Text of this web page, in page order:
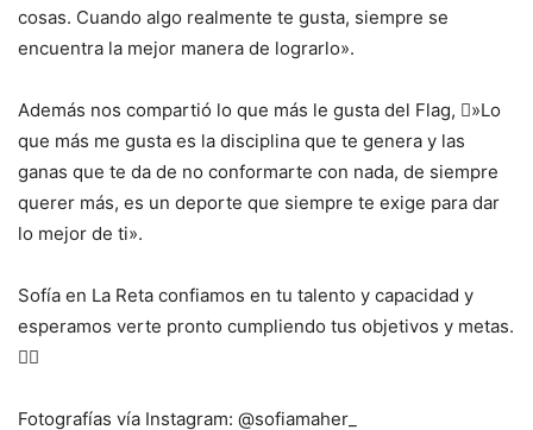
cosas. Cuando algo realmente te gusta, siempre se
encuentra la mejor manera de lograrlo».
Además nos compartió lo que más le gusta del Flag, ️»Lo
que más me gusta es la disciplina que te genera y las
ganas que te da de no conformarte con nada, de siempre
querer más, es un deporte que siempre te exige para dar
lo mejor de ti».
Sofía en La Reta confiamos en tu talento y capacidad y
esperamos verte pronto cumpliendo tus objetivos y metas.

Fotografías vía Instagram: @sofiamaher_